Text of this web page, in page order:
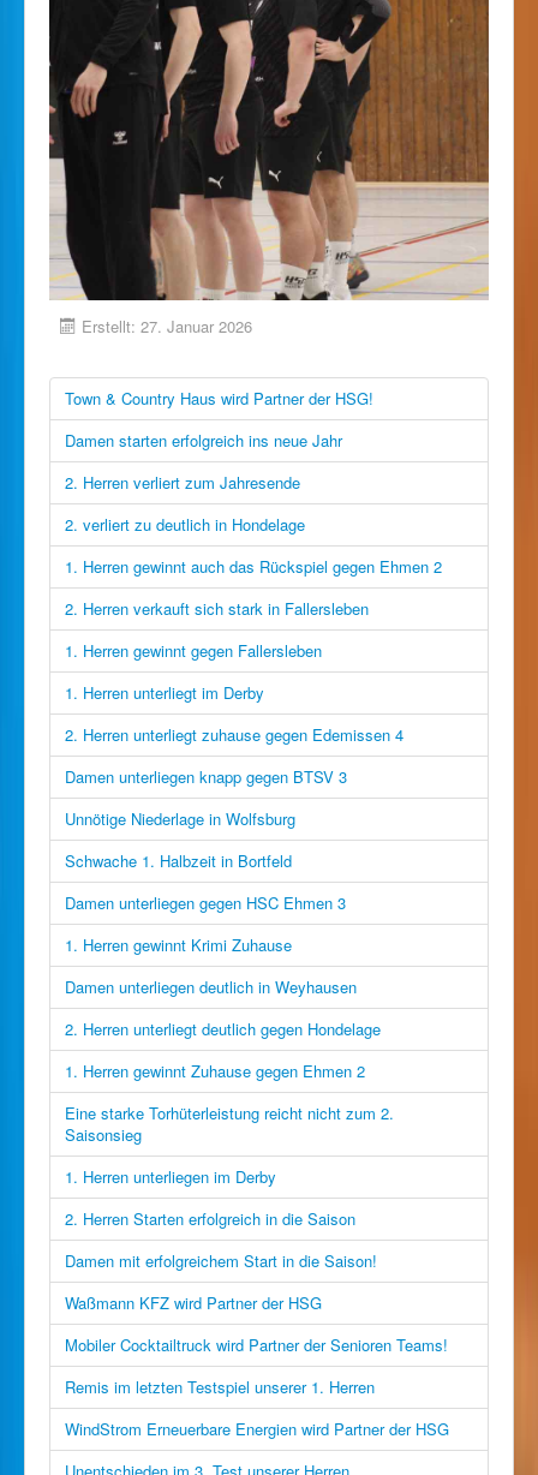
Erstellt: 27. Januar 2026
Town & Country Haus wird Partner der HSG!
Damen starten erfolgreich ins neue Jahr
2. Herren verliert zum Jahresende
2. verliert zu deutlich in Hondelage
1. Herren gewinnt auch das Rückspiel gegen Ehmen 2
2. Herren verkauft sich stark in Fallersleben
1. Herren gewinnt gegen Fallersleben
1. Herren unterliegt im Derby
2. Herren unterliegt zuhause gegen Edemissen 4
Damen unterliegen knapp gegen BTSV 3
Unnötige Niederlage in Wolfsburg
Schwache 1. Halbzeit in Bortfeld
Damen unterliegen gegen HSC Ehmen 3
1. Herren gewinnt Krimi Zuhause
Damen unterliegen deutlich in Weyhausen
2. Herren unterliegt deutlich gegen Hondelage
1. Herren gewinnt Zuhause gegen Ehmen 2
Eine starke Torhüterleistung reicht nicht zum 2.
Saisonsieg
1. Herren unterliegen im Derby
2. Herren Starten erfolgreich in die Saison
Damen mit erfolgreichem Start in die Saison!
Waßmann KFZ wird Partner der HSG
Mobiler Cocktailtruck wird Partner der Senioren Teams!
Remis im letzten Testspiel unserer 1. Herren
WindStrom Erneuerbare Energien wird Partner der HSG